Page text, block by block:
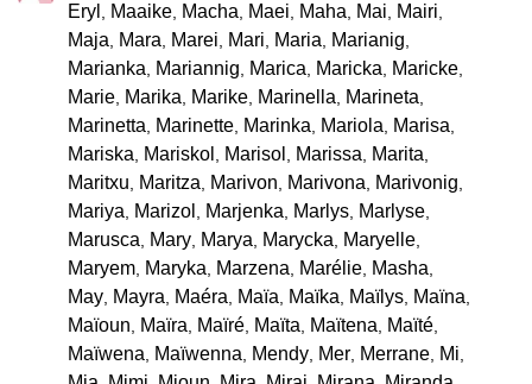
Eryl , Maaike, Macha, Maei, Maha, Mai, Mairi,
Maja, Mara, Marei, Mari, Maria, Marianig,
Marianka, Mariannig, Marica, Maricka, Maricke,
Marie, Marika, Marike, Marinella, Marineta,
Marinetta, Marinette, Marinka, Mariola, Marisa,
Mariska, Mariskol , Marisol , Marissa, Marita,
Maritxu, Maritza, Marivon, Marivona, Marivonig,
Mariya, Marizol , Marjenka, Marlys, Marlyse,
Marusca, Mary, Marya, Marycka, Maryelle,
Maryem, Maryka, Marzena, Marélie, Masha,
May, Mayra, Maéra, Maïa, Maïka, Maïlys, Maïna,
Maïoun, Maïra, Maïré, Maïta, Maïtena, Maïté,
Maïwena, Maïwenna, Mendy, Mer, Merrane, Mi,